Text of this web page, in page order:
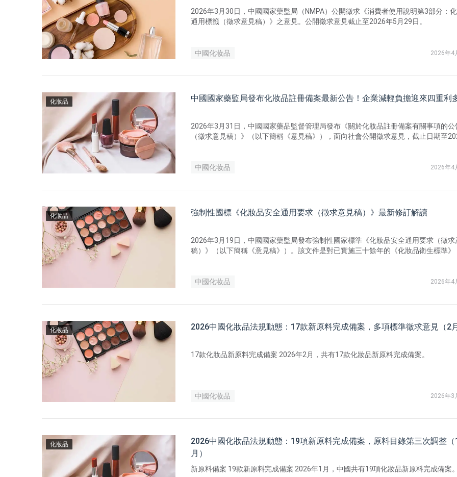
2026年3月30日，中國國家藥監局（NMPA）公開徵求《消費者使用說明第3部分：
通用標籤（徵求意見稿）》之意見。公開徵求意見截止至2026年5月29日。
中國化妆品 2026年4
化妝品 中國國家藥監局發布化妝品註冊備案最新公告！企業減輕負擔迎來四重利
2026年3月31日，中國國家藥品監督管理局發布《關於化妝品註冊備案有關事項的公
（徵求意見稿）》（以下簡稱《意見稿》），面向社會公開徵求意見，截止日期至
中國化妆品 2026年4
化妝品 強制性國標《化妝品安全通用要求（徵求意見稿）》最新修訂解讀
2026年3月19日，中國國家藥監局發布強制性國家標準《化妝品安全通用要求（徵求
稿）》（以下簡稱《意見稿》）。該文件是對已實施三十餘年的《化妝品衛生標準》
準」（GB）。
中國化妆品 2026年4
化妝品 2026中國化妝品法規動態：17款新原料完成備案，多項標準徵求意見（2月
17款化妝品新原料完成備案 2026年2月，共有17款化妝品新原料完成備案。
中國化妆品 2026年3
化妝品
2026中國化妝品法規動態：19項新原料完成備案，原料目錄第三次調整（
月）
新原料備案 19款新原料完成備案 2026年1月，中國共有19項化妝品新原料完成備案。